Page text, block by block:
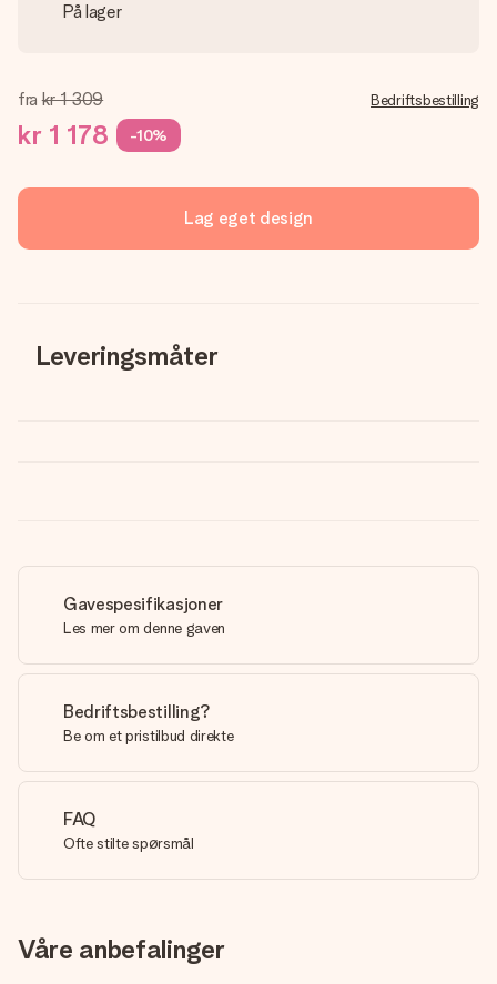
På lager
fra kr 1 309
kr 1 178 -10%
Bedriftsbestilling
Lag eget design
Leveringsmåter
Gavespesifikasjoner
Les mer om denne gaven
Bedriftsbestilling?
Be om et pristilbud direkte
FAQ
Ofte stilte spørsmål
Våre anbefalinger